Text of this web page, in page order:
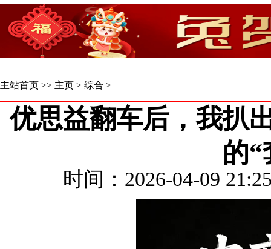
主站首页 >> 主页 > 综合 >
优思益翻车后，我扒
的“
时间：2026-04-09